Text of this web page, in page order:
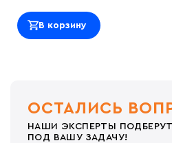
В корзину
ОСТАЛИСЬ
НАШИ ЭКСПЕРТЫ
ПОД ВАШУ ЗАДАЧУ!